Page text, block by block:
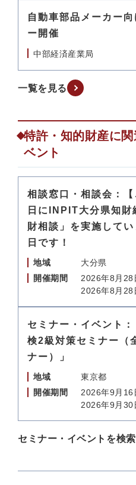
自動車部品メーカー
ー開催
中部経済産業局
一覧を見る
特許・知的財産に
ベント
相談窓口・相談会：
日にINPIT大分県知財
財相談」を実施して
日です！
地域
大分県
開催期間
2026年8月28
2026年8月28
セミナー・イベント
検2級対策セミナー（
ナー）」
地域
東京都
開催期間
2026年9月16
2026年9月30
セミナー・イベントを検